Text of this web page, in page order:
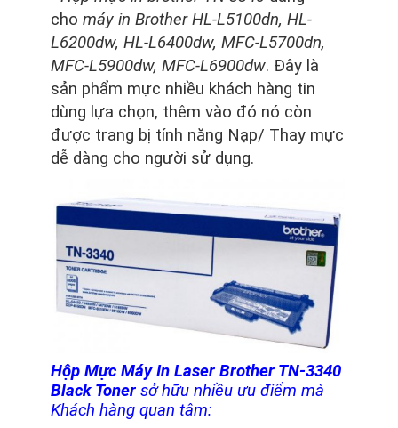
chomáy in Brother HL-L5100dn, HL-
L6200dw, HL-L6400dw, MFC-L5700dn,
MFC-L5900dw, MFC-L6900dw. Đây là
sản phẩm mực nhiều khách hàng tin
dùng lựa chọn, thêm vào đó nó còn
được trang bị tính năng Nạp/ Thay mực
dễ dàng cho người sử dụng.
Hộp Mực Máy In Laser Brother TN-3340
Black Tonersở hữu nhiều ưu điểm mà
Khách hàng quan tâm: